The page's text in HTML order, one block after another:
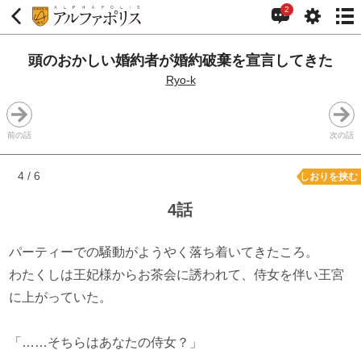
2
頭のおかしい婚約者が婚約破棄を宣言してきた
Ryo-k
前の話 次の話
4 / 6 しおりを挟む
4話
パーティーでの騒動がようやく落ち着いてきたころ。
わたくしは王妃様からお茶会に誘われて、侍女を伴い王宮
に上がっていた。
「……そちらはあなたの侍女？」